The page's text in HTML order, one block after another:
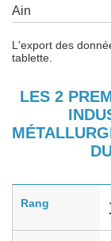
Ain
L'export des
tablette.
LES 2
Rang